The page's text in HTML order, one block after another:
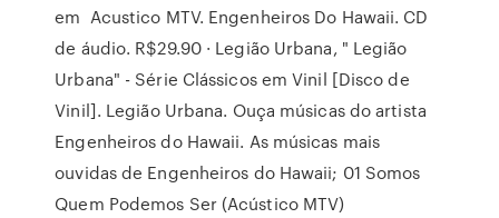
em Acustico MTV. Engenheiros Do Hawaii. CD
de áudio. R$29.90 · Legião Urbana, " Legião
Urbana" - Série Clássicos em Vinil [Disco de
Vinil]. Legião Urbana. Ouça músicas do artista
Engenheiros do Hawaii. As músicas mais
ouvidas de Engenheiros do Hawaii; 01 Somos
Quem Podemos Ser (Acústico MTV)